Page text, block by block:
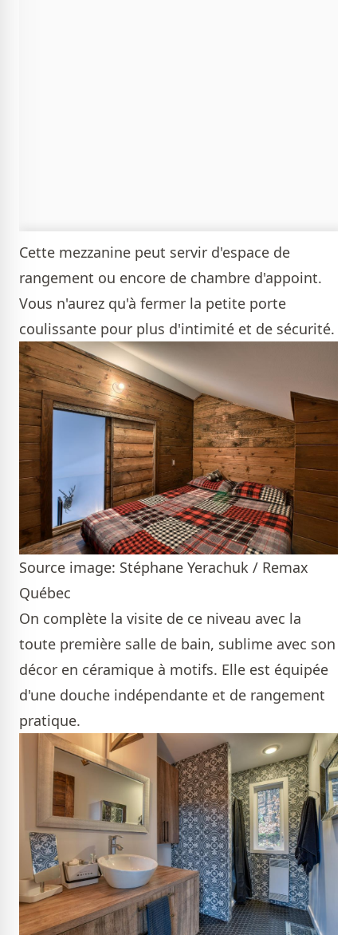
Cette mezzanine peut servir d'espace de
rangement ou encore de chambre d'appoint.
Vous n'aurez qu'à fermer la petite porte
coulissante pour plus d'intimité et de sécurité.
Source image: Stéphane Yerachuk / Remax
Québec
On complète la visite de ce niveau avec la
toute première salle de bain, sublime avec son
décor en céramique à motifs. Elle est équipée
d'une douche indépendante et de rangement
pratique.